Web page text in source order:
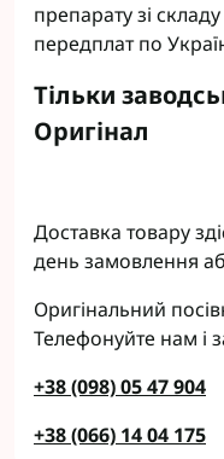
препарату зі
передплат по
Тільки
Оригінал
Доставка товару
день замовлення
Оригінальний
Телефонуйте нам і
+38 (098) 05 47 904
+38 (066) 14 04 175